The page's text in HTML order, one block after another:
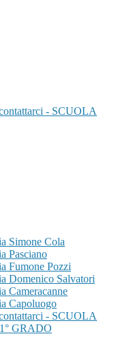
- SCUOLA
Simone Cola
Pasciano
Fumone Pozzi
Domenico Salvatori
Cameracanne
Capoluogo
- SCUOLA
GRADO